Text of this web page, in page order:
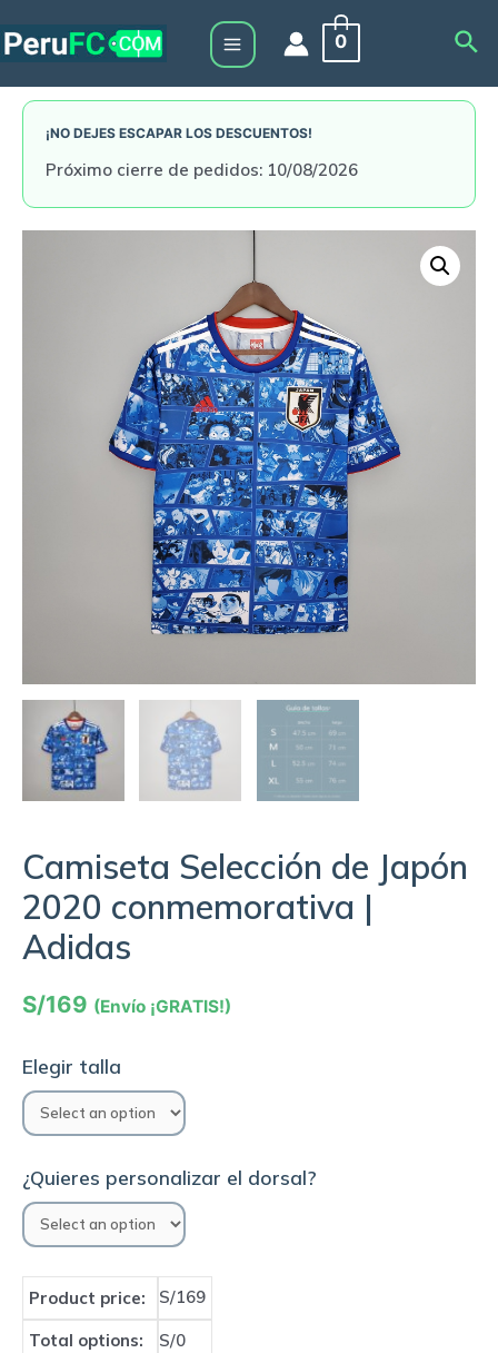
to
Main
Menu
0
¡NO DEJES ESCAPAR LOS DESCUENTOS!
Próximo cierre de pedidos: 10/08/2026
Camiseta Selección de Japón
2020 conmemorativa |
Adidas
S/169 (Envío ¡GRATIS!)
Elegir talla
¿Quieres personalizar el dorsal?
Product price: S/169
Total options:
S/0